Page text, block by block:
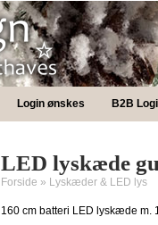
Login ønskes B2B
LED lyskæde
Forside » Lyskæder & LED lys
160 cm batteri LED lyskæde m.